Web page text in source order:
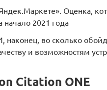
Оценка,
начало 2021 года
наконец, во сколько
и возможностям
Citation ONE